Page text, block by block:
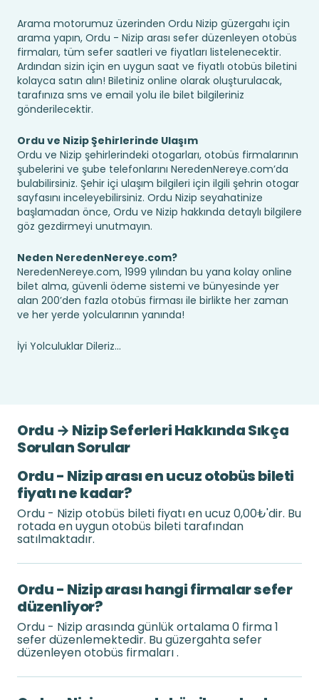
Arama motorumuz üzerinden Ordu Nizip güzergahı için
arama yapın, Ordu - Nizip arası sefer düzenleyen otobüs
firmaları, tüm sefer saatleri ve fiyatları listelenecektir.
Ardından sizin için en uygun saat ve fiyatlı otobüs biletini
kolayca satın alın! Biletiniz online olarak oluşturulacak,
tarafınıza sms ve email yolu ile bilet bilgileriniz
gönderilecektir.
Ordu ve Nizip Şehirlerinde Ulaşım
Ordu ve Nizip şehirlerindeki otogarları, otobüs firmalarının
şubelerini ve şube telefonlarını NeredenNereye.com’da
bulabilirsiniz. Şehir içi ulaşım bilgileri için ilgili şehrin otogar
sayfasını inceleyebilirsiniz. Ordu Nizip seyahatinize
başlamadan önce, Ordu ve Nizip hakkında detaylı bilgilere
göz gezdirmeyi unutmayın.
Neden NeredenNereye.com?
NeredenNereye.com, 1999 yılından bu yana kolay online
bilet alma, güvenli ödeme sistemi ve bünyesinde yer
alan 200’den fazla otobüs firması ile birlikte her zaman
ve her yerde yolcularının yanında!
İyi Yolculuklar Dileriz...
Ordu → Nizip Seferleri Hakkında Sıkça
Sorulan Sorular
Ordu - Nizip arası en ucuz otobüs bileti
fiyatı ne kadar?
Ordu - Nizip otobüs bileti fiyatı en ucuz 0,00₺'dir. Bu
rotada en uygun otobüs bileti tarafından
satılmaktadır.
Ordu - Nizip arası hangi firmalar sefer
düzenliyor?
Ordu - Nizip arasında günlük ortalama 0 firma 1
sefer düzenlemektedir. Bu güzergahta sefer
düzenleyen otobüs firmaları .